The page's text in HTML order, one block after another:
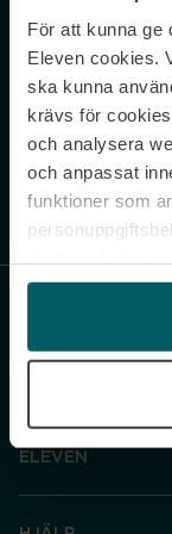
För att kunna ge
Eleven cookies.
ska kunna
krävs för
och analysera
och anpassat
funktioner som
och gå vidare”
under
cookies. Du kan
Never
Sign up
Genom att
ELEVEN